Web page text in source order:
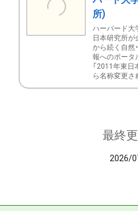
所)
ハーバード大
日本研究所が
から続く自然
報へのポータ
「2011年東
ら名称変更さ
最終
2026/